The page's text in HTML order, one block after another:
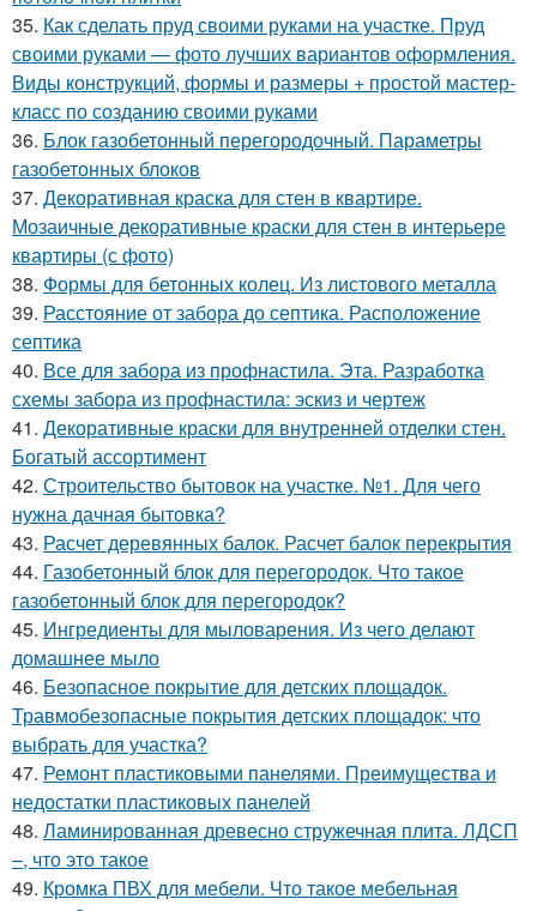
35. Как сделать пруд своими руками на участке. Пруд
своими руками — фото лучших вариантов оформления.
Виды конструкций, формы и размеры + простой мастер-
класс по созданию своими руками
36. Блок газобетонный перегородочный. Параметры
газобетонных блоков
37. Декоративная краска для стен в квартире.
Мозаичные декоративные краски для стен в интерьере
квартиры (с фото)
38. Формы для бетонных колец. Из листового металла
39. Расстояние от забора до септика. Расположение
септика
40. Все для забора из профнастила. Эта. Разработка
схемы забора из профнастила: эскиз и чертеж
41. Декоративные краски для внутренней отделки стен.
Богатый ассортимент
42. Строительство бытовок на участке. №1. Для чего
нужна дачная бытовка?
43. Расчет деревянных балок. Расчет балок перекрытия
44. Газобетонный блок для перегородок. Что такое
газобетонный блок для перегородок?
45. Ингредиенты для мыловарения. Из чего делают
домашнее мыло
46. Безопасное покрытие для детских площадок.
Травмобезопасные покрытия детских площадок: что
выбрать для участка?
47. Ремонт пластиковыми панелями. Преимущества и
недостатки пластиковых панелей
48. Ламинированная древесно стружечная плита. ЛДСП
–, что это такое
49. Кромка ПВХ для мебели. Что такое мебельная